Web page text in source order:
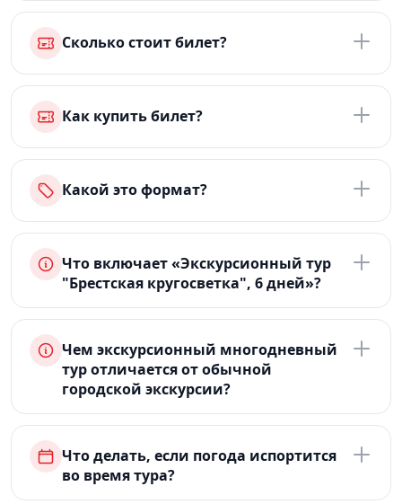
Сколько стоит билет?
Как купить билет?
Какой это формат?
Что включает «Экскурсионный тур
"Брестская кругосветка", 6 дней»?
Чем экскурсионный многодневный
тур отличается от обычной
городской экскурсии?
Что делать, если погода испортится
во время тура?